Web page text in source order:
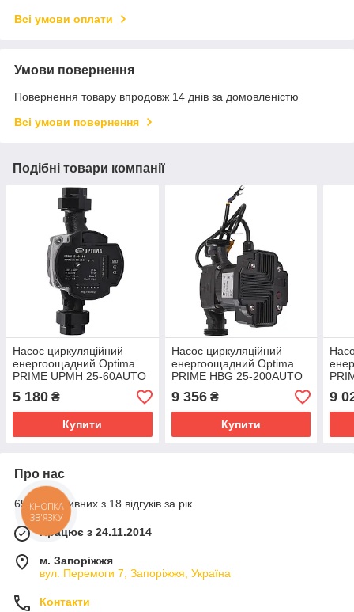
Всі умови оплати
Умови повернення
Повернення товару впродовж 14 днів за домовленістю
Всі умови повернення
Подібні товари компанії
Насос циркуляційний
енергоощадний Optima
PRIME UPMH 25-60AUTO
180мм + гайки
5 180 ₴
Купити
Насос циркуляційний
енергоощадний Optima
PRIME HBG 25-200AUTO
180мм
9 356₴
Купити
9
Про нас
65% позитивних з 18 відгуків за рік
Працює з 24.11.2014
м. Запоріжжя
вул. Перемоги 7, Запоріжжя, Україна
Контакти
КНОПКА
ЗВ'ЯЗКУ